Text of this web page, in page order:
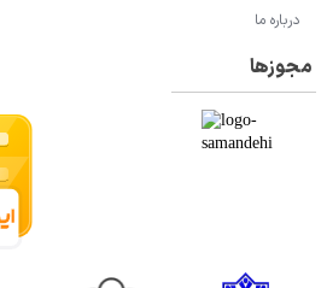
درباره ما
مجوزها